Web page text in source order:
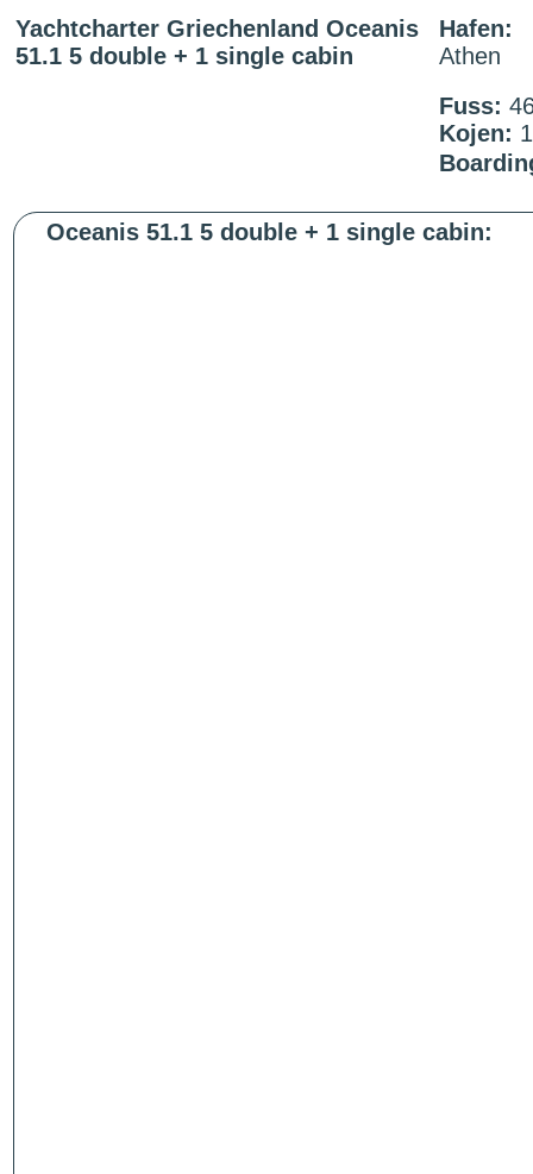
Yachtcharter Griechenland Oceanis
51.1 5 double + 1 single cabin
Hafen:
Athen
Fuss:
Kojen:
Oceanis 51.1 5 double + 1 single cabin: